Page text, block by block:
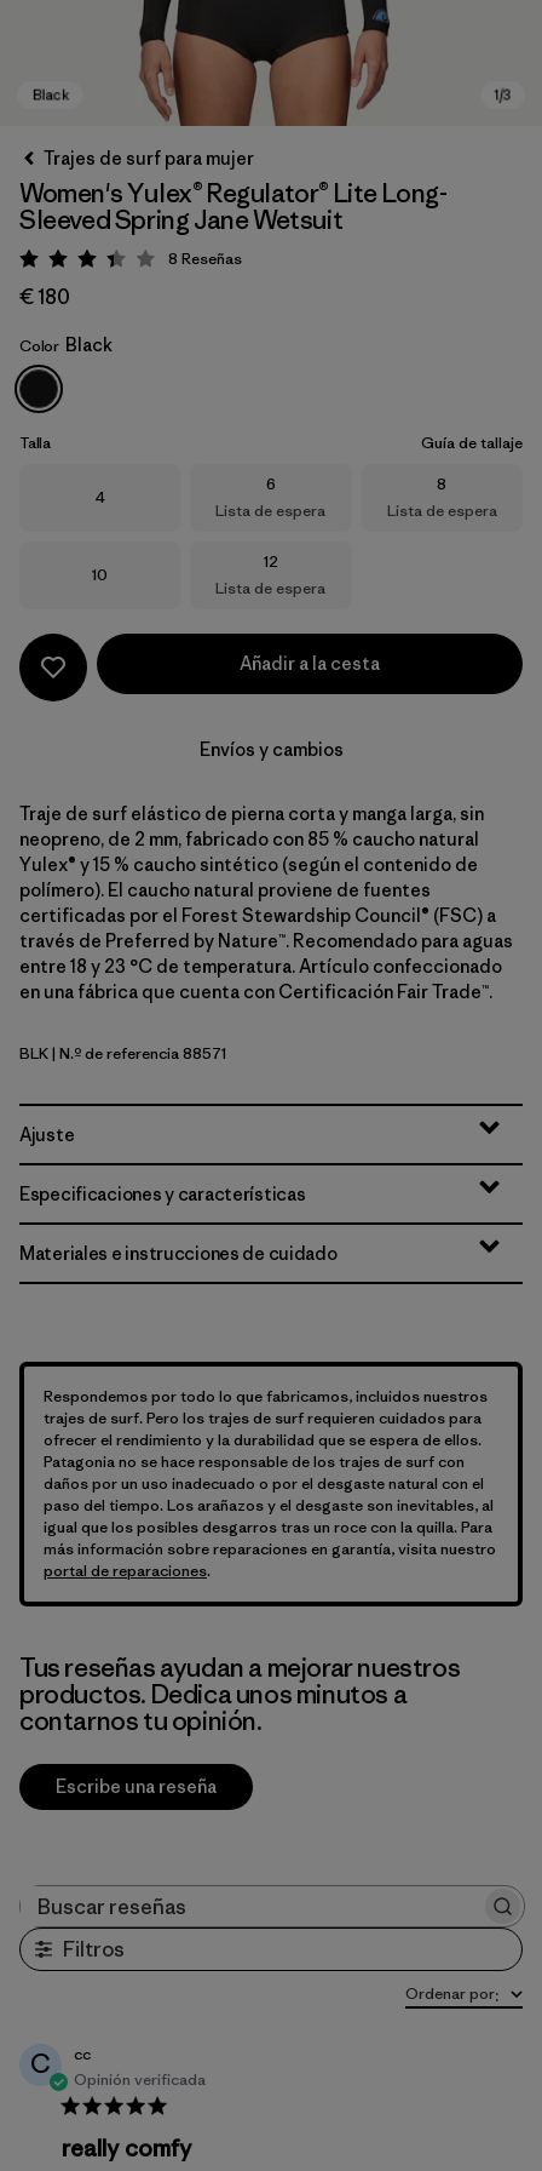
Black
Trajes de surf para mujer
Women's Yulex® Regulator® Lite Long-
Sleeved Spring Jane Wetsuit
Puntuación: 3.4 / 5
8 Reseñas
€ 180
Color Black
Talla Guía de tallaje
Talla
4
Talla
6
Lista de espera
Talla
8
Lista de espera
Talla
10
Talla
12
Lista de espera
Añadir a la cesta
Envíos y cambios
Traje de surf elástico de pierna corta y manga larga, sin
neopreno, de 2 mm, fabricado con 85 % caucho natural
Yulex® y 15 % caucho sintético (según el contenido de
polímero). El caucho natural proviene de fuentes
certificadas por el Forest Stewardship Council® (FSC) a
través de Preferred by Nature™. Recomendado para aguas
entre 18 y 23 °C de temperatura. Artículo confeccionado
en una fábrica que cuenta con Certificación Fair Trade™.
Black
BLK| N.º de referencia 88571
Ajuste
Especificaciones y características
Materiales e instrucciones de cuidado
Respondemos por todo lo que fabricamos, incluidos nuestros
trajes de surf. Pero los trajes de surf requieren cuidados para
ofrecer el rendimiento y la durabilidad que se espera de ellos.
Patagonia no se hace responsable de los trajes de surf con
daños por un uso inadecuado o por el desgaste natural con el
paso del tiempo. Los arañazos y el desgaste son inevitables, al
igual que los posibles desgarros tras un roce con la quilla. Para
más información sobre reparaciones en garantía, visita nuestro
portal de reparaciones.
Tus reseñas ayudan a mejorar nuestros
productos. Dedica unos minutos a
contarnos tu opinión.
Escribe una reseña
Filtros
Ordenar por:
C
cc
Opinión verificada
really comfy